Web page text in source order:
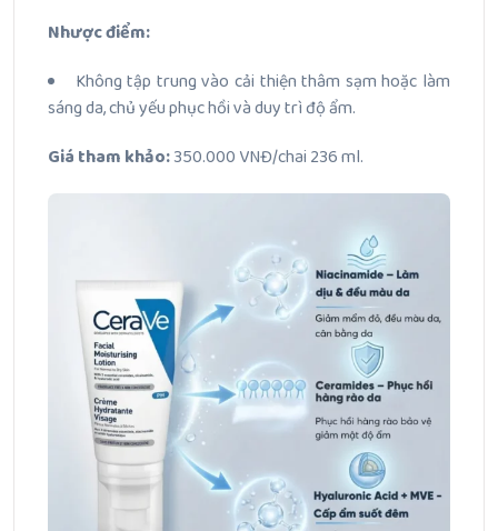
Nhược điểm:
Không tập trung vào cải thiện thâm sạm hoặc làm
sáng da, chủ yếu phục hồi và duy trì độ ẩm.
Giá tham khảo:350.000 VNĐ/chai 236 ml.